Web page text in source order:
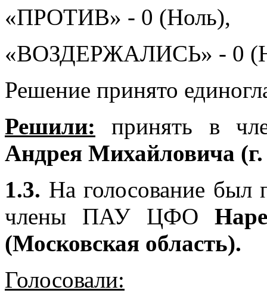
«ПРОТИВ» - 0 (Ноль),
«ВОЗДЕРЖАЛИСЬ» - 0
Решение принято
Решили: принять в
Андрея Михайловича
1.3. На голосование был
члены ПАУ ЦФО
(Московская область).
Голосовали: